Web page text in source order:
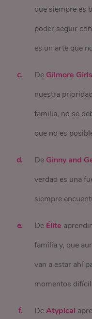
que siempre es
poder seguir
es un arte que
De Gilmore Girls
nuestra
familia, no se
que no es
De Ginny and
verdad es una
siempre
De Élite
familia y, que
van a estar ahí
momentos
DeAtypical